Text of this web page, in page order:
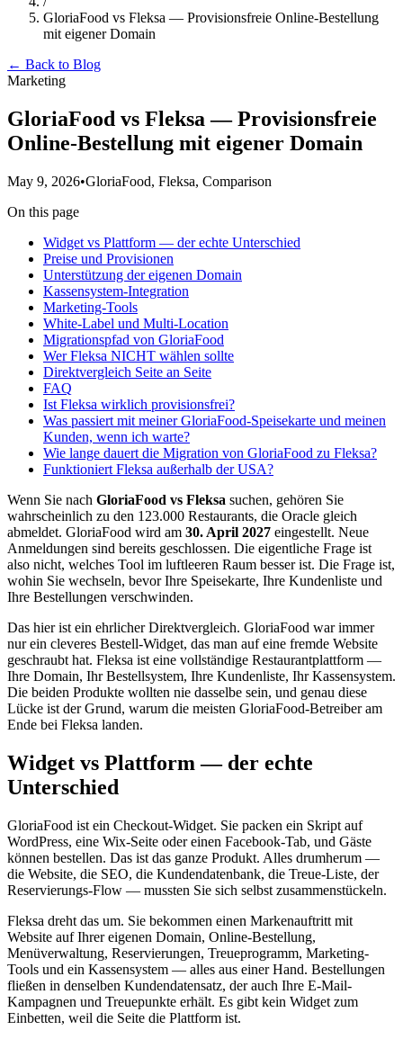
GloriaFood vs Fleksa — Provisionsfreie Online-Bestellung
mit eigener Domain
← Back to Blog
Marketing
GloriaFood vs Fleksa — Provisionsfreie
Online-Bestellung mit eigener Domain
May 9, 2026•GloriaFood, Fleksa, Comparison
On this page
Widget vs Plattform — der echte Unterschied
Preise und Provisionen
Unterstützung der eigenen Domain
Kassensystem-Integration
Marketing-Tools
White-Label und Multi-Location
Migrationspfad von GloriaFood
Wer Fleksa NICHT wählen sollte
Direktvergleich Seite an Seite
FAQ
Ist Fleksa wirklich provisionsfrei?
Was passiert mit meiner GloriaFood-Speisekarte und meinen
Kunden, wenn ich warte?
Wie lange dauert die Migration von GloriaFood zu Fleksa?
Funktioniert Fleksa außerhalb der USA?
Wenn Sie nach GloriaFood vs Fleksa suchen, gehören Sie
wahrscheinlich zu den 123.000 Restaurants, die Oracle gleich
abmeldet. GloriaFood wird am 30. April 2027 eingestellt. Neue
Anmeldungen sind bereits geschlossen. Die eigentliche Frage ist
also nicht, welches Tool im luftleeren Raum besser ist. Die Frage ist,
wohin Sie wechseln, bevor Ihre Speisekarte, Ihre Kundenliste und
Ihre Bestellungen verschwinden.
Das hier ist ein ehrlicher Direktvergleich. GloriaFood war immer
nur ein cleveres Bestell-Widget, das man auf eine fremde Website
geschraubt hat. Fleksa ist eine vollständige Restaurantplattform —
Ihre Domain, Ihr Bestellsystem, Ihre Kundenliste, Ihr Kassensystem.
Die beiden Produkte wollten nie dasselbe sein, und genau diese
Lücke ist der Grund, warum die meisten GloriaFood-Betreiber am
Ende bei Fleksa landen.
Widget vs Plattform — der echte
Unterschied
GloriaFood ist ein Checkout-Widget. Sie packen ein Skript auf
WordPress, eine Wix-Seite oder einen Facebook-Tab, und Gäste
können bestellen. Das ist das ganze Produkt. Alles drumherum —
die Website, die SEO, die Kundendatenbank, die Treue-Liste, der
Reservierungs-Flow — mussten Sie sich selbst zusammenstückeln.
Fleksa dreht das um. Sie bekommen einen Markenauftritt mit
Website auf Ihrer eigenen Domain, Online-Bestellung,
Menüverwaltung, Reservierungen, Treueprogramm, Marketing-
Tools und ein Kassensystem — alles aus einer Hand. Bestellungen
fließen in denselben Kundendatensatz, der auch Ihre E-Mail-
Kampagnen und Treuepunkte erhält. Es gibt kein Widget zum
Einbetten, weil die Seite die Plattform ist.